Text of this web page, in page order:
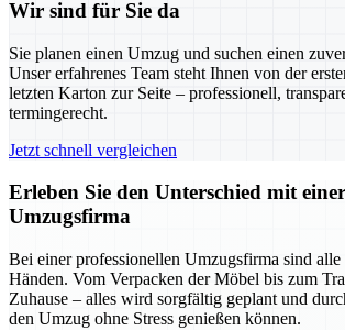
Wir sind für Sie da
Sie planen einen Umzug und suchen einen
Unser erfahrenes Team steht Ihnen von der
letzten Karton zur Seite – professionell,
termingerecht.
Jetzt schnell vergleichen
Erleben Sie den Unterschied mit
Umzugsfirma
Bei einer professionellen Umzugsfirma sind alle
Händen. Vom Verpacken der Möbel bis zum
Zuhause – alles wird sorgfältig geplant und
den Umzug ohne Stress genießen können.